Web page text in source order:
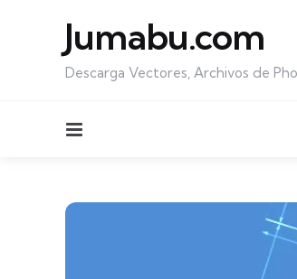
Jumabu.com
Descarga Vectores, Archivos de